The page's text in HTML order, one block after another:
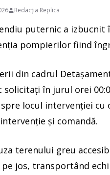
Redacția Replica
puternic a izbucnit
pompierilor fiind
din cadrul
solicitați în jurul orei
locul intervenției cu
și comandă.
terenului greu
jos, transportând